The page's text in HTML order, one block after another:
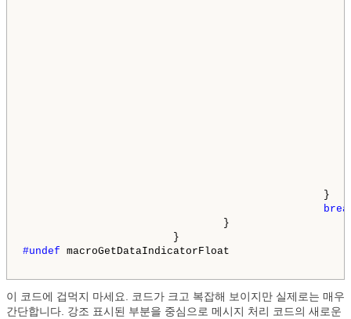
}
}
#undef macroGetDataIndicatorFloat
이 코드에 겁먹지 마세요. 코드가 크고 복잡해 보이지만 실제로는 매우
간단합니다. 강조 표시된 부분을 중심으로 메시지 처리 코드의 새로운